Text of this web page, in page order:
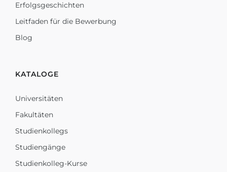
Erfolgsgeschichten
Leitfaden für die Bewerbung
Blog
KATALOGE
Universitäten
Fakultäten
Studienkollegs
Studiengänge
Studienkolleg-Kurse